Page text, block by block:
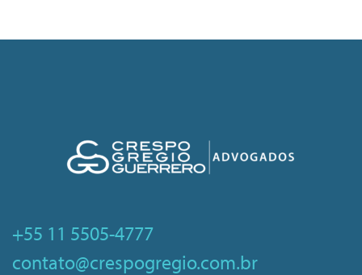
+55 11 5505-4777
contato@crespogregio.com.br